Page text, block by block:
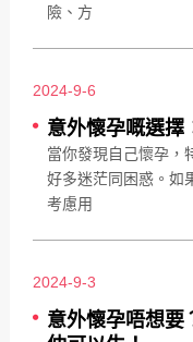
險、方
2024-9-6
意外懷孕嘅選擇
當你發現自己懷孕，
好多迷茫同困惑。如
考慮用
2024-9-3
意外懷孕唔想要